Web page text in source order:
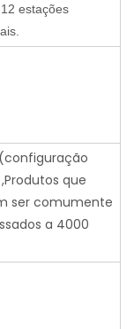
estações
que
ser comumente
​​a 4000